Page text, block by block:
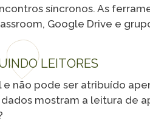
síncronos. As
Google Drive e
LEITORES
não pode ser atribuído
mostram a leitura de